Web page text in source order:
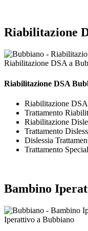
Riabilitazione
Riabilitazione DSA a
Riabilitazione DSA
Riabilitazione
Trattamento
Riabilitazione
Trattamento
Dislessia
Trattamento
Bambino
Iperattivo a Bubbiano